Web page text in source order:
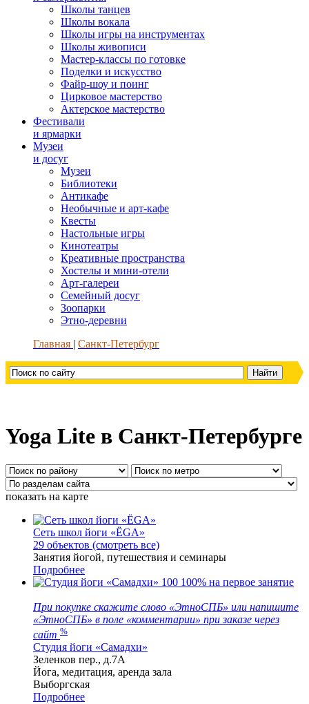
Школы танцев
Школы вокала
Школы игры на инструментах
Школы живописи
Мастер-классы по готовке
Поделки и искусство
Файр-шоу и поинг
Цирковое мастерство
Актерское мастерство
Фестивали
и ярмарки
Музеи
и досуг
Музеи
Библиотеки
Антикафе
Необычные и арт-кафе
Квесты
Настольные игры
Кинотеатры
Креативные пространства
Хостелы и мини-отели
Арт-галереи
Семейный досуг
Зоопарки
Этно-деревни
Главная
Санкт-Петербург
Yoga Lite в Санкт-Петербурге
показать на карте
Сеть школ йоги «ЁGA»
29 объектов (смотреть все)
Занятия йогой, путешествия и семинары
Подробнее
100 100% на первое занятие
При покупке скажите слово «ЭтноСПБ» или напишите
«ЭтноСПБ» в поле «комментарии» при заказе через
сайт %
Студия йоги «Самадхи»
Зеленков пер., д.7А
Йога, медитация, аренда зала
Выборгская
Подробнее